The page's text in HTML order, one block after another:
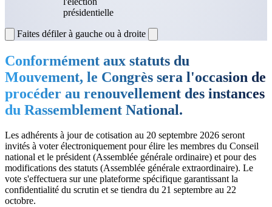
présidentielle
Faites défiler à gauche ou à droite
Conformément aux statuts du
Mouvement, le Congrès sera l'occasion de
procéder au renouvellement des instances
du Rassemblement National.
Les adhérents à jour de cotisation au 20 septembre 2026 seront
invités à voter électroniquement pour élire les membres du Conseil
national et le président (Assemblée générale ordinaire) et pour des
modifications des statuts (Assemblée générale extraordinaire). Le
vote s'effectuera sur une plateforme spécifique garantissant la
confidentialité du scrutin et se tiendra du 21 septembre au 22
octobre.